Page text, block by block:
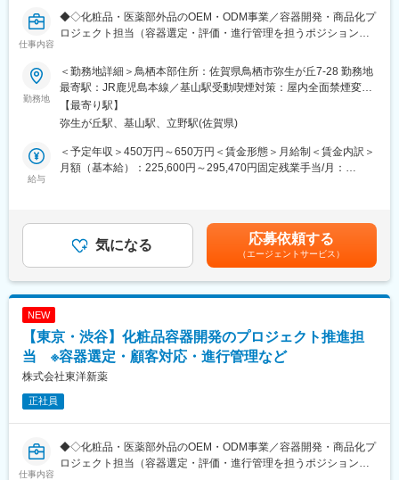
■組織構成
将来的にASMグループを率い、営業部門・ラボ・海外拠点と密に
■業務の魅力
グローバルな環境で専門性を活かしつつ、顧客満足度向上に直接
寄与できるポジションです。
■教育体制
科学知識・技術動向・規制情報に関する社内外研修やOJTを通じ
横浜にて勤務いただきます。
部門間でのコミュニケーションが活発で、柔軟な働き方も可能で
■想定されるキャリアパス
■企業の特徴/魅力
世界規模の分析サービスネットワークを持ち、高い技術力と信頼
変更の範囲：会社の定める業務
仕事内容
◆◇化粧品・医薬部外品のOEM・ODM事業／容器開発・商品化プ
ロジェクト担当（容器選定・評価・進行管理を担うポジション）
■業務概要
化粧品・医薬部外品のOEM/ODM事業を展開する当社にて、容
器・包装資材に関する開発プロジェクトの推進をご担当いただき
ます。
お客様のご要望をもとに、営業担当や容器・包装資材メーカーと
連携しながら、最適な容器・包装資材の探索・選定から評価試
験、量産化まで一連のプロジェクトを推進いただくポジションで
す。
商品化を実現していく役割を担います。
容器や包装資材に関する専門知識は入社後に習得いただけるた
め、業界経験がない方も歓迎しています。
・容器・包装資材の探索、選定
・開発案件の進行管理
・スケジュール作成および進捗管理
・営業担当、お客様との打ち合わせ
・工場や関連部署との各種調整
・量産立ち上げに向けた対応
勤務地
＜勤務地詳細＞鳥栖本部住所：佐賀県鳥栖市弥生が丘7-28 勤務地
最寄駅：JR鹿児島本線／基山駅受動喫煙対策：屋内全面禁煙変更
の範囲：会社の定める事業所（リモートワーク含む）
【最寄り駅】
弥生が丘駅、基山駅、立野駅(佐賀県)
給与
＜予定年収＞450万円～650万円＜賃金形態＞月給制＜賃金内訳＞
月額（基本給）：225,600円～295,470円固定残業手当/月：
を超えた分は別途時間外手当を支給※対象者には住宅手当（最大月
4万円）、家族手当（扶養家族に応じ支給）を別途支給■賞与：年
2回（6月、12月）■昇給：年1回（10月）賃金はあくまでも目安の
金額であり、選考を通じて上下する可能性があります。月給(月額)
は固定手当を含めた表記です。
気になる 応募依頼する
（エージェントサービス）
NEW
【東京・渋谷】化粧品容器開発のプロジェクト推進担
当 ※容器選定・顧客対応・進行管理など
株式会社東洋新薬
正社員
仕事内容
◆◇化粧品・医薬部外品のOEM・ODM事業／容器開発・商品化プ
ロジェクト担当（容器選定・評価・進行管理を担うポジション）